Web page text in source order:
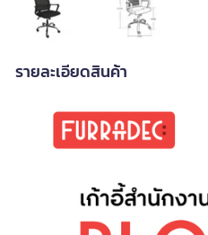
รายละเอียดสินค้า